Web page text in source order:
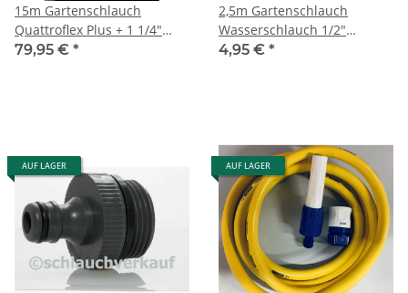
15m Gartenschlauch
Quattroflex Plus + 1 1/4"
32mm von Rehau
79,95 € *
2,5m Gartenschlauch
Wasserschlauch 1/2"
(12mm) Farbe gelb mit
4,95 € *
AUF LAGER AUF LAGER